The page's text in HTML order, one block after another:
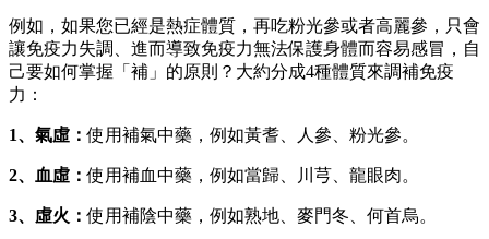
例如，如果您已經是熱症體質，再吃粉光參或者高麗參，只會
讓免疫力失調、進而導致免疫力無法保護身體而容易感冒，自
己要如何掌握「補」的原則？大約分成4種體質來調補免疫
力：
1、氣虛：使用補氣中藥，例如黃耆、人參、粉光參。
2、血虛：使用補血中藥，例如當歸、川芎、龍眼肉。
3、虛火：使用補陰中藥，例如熟地、麥門冬、何首烏。